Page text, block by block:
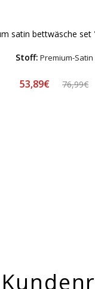
satin bettwäsche set
Stoff: Premium-Satin
53,89€ 76,99€